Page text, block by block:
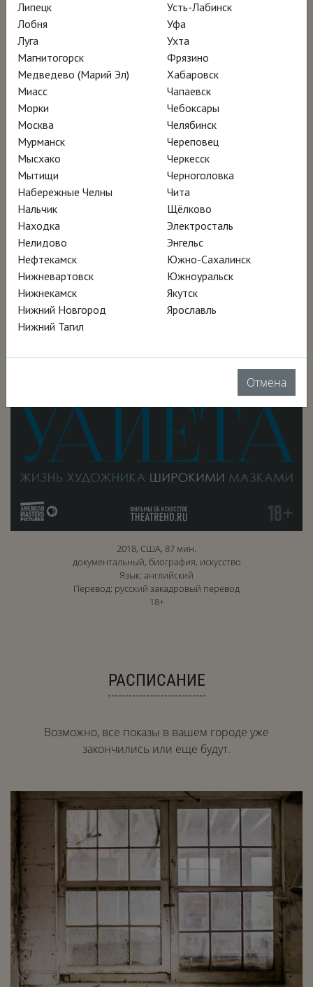
лекция Кирилла Светлякова
Смотреть онлайн за 370 ₽
2018, США, 87 мин.
документальный, биография, искусство
Язык: английский
Перевод: русский закадровый перевод
18+
РАСПИСАНИЕ
Возможно, все показы в вашем городе уже
закончились или еще будут.
Липецк
Лобня
Луга
Магнитогорск
Медведево (Марий Эл)
Миасс
Морки
Москва
Мурманск
Мысхако
Мытищи
Набережные Челны
Нальчик
Находка
Нелидово
Нефтекамск
Нижневартовск
Нижнекамск
Нижний Новгород
Нижний Тагил
Усть-Лабинск
Уфа
Ухта
Фрязино
Хабаровск
Чапаевск
Чебоксары
Челябинск
Череповец
Черкесск
Черноголовка
Чита
Щёлково
Электросталь
Энгельс
Южно-Сахалинск
Южноуральск
Якутск
Ярославль
Отмена